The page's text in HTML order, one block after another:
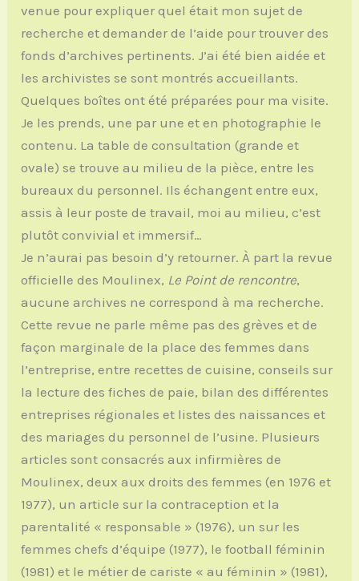
venue pour expliquer quel était mon sujet de
recherche et demander de l’aide pour trouver des
fonds d’archives pertinents. J’ai été bien aidée et
les archivistes se sont montrés accueillants.
Quelques boîtes ont été préparées pour ma visite.
Je les prends, une par une et en photographie le
contenu. La table de consultation (grande et
ovale) se trouve au milieu de la pièce, entre les
bureaux du personnel. Ils échangent entre eux,
assis à leur poste de travail, moi au milieu, c’est
plutôt convivial et immersif…
Je n’aurai pas besoin d’y retourner. À part la revue
officielle des Moulinex, Le Point de rencontre,
aucune archives ne correspond à ma recherche.
Cette revue ne parle même pas des grèves et de
façon marginale de la place des femmes dans
l’entreprise, entre recettes de cuisine, conseils sur
la lecture des fiches de paie, bilan des différentes
entreprises régionales et listes des naissances et
des mariages du personnel de l’usine. Plusieurs
articles sont consacrés aux infirmières de
Moulinex, deux aux droits des femmes (en 1976 et
1977), un article sur la contraception et la
parentalité « responsable » (1976), un sur les
femmes chefs d’équipe (1977), le football féminin
(1981) et le métier de cariste « au féminin » (1981),